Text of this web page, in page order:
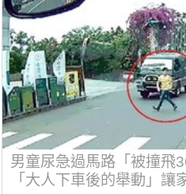
男童尿急過馬路「被撞飛
「大人下車後的舉動」讓